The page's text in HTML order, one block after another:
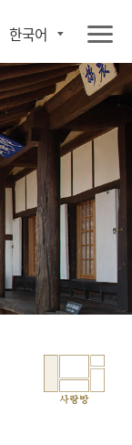
한국어
사랑방